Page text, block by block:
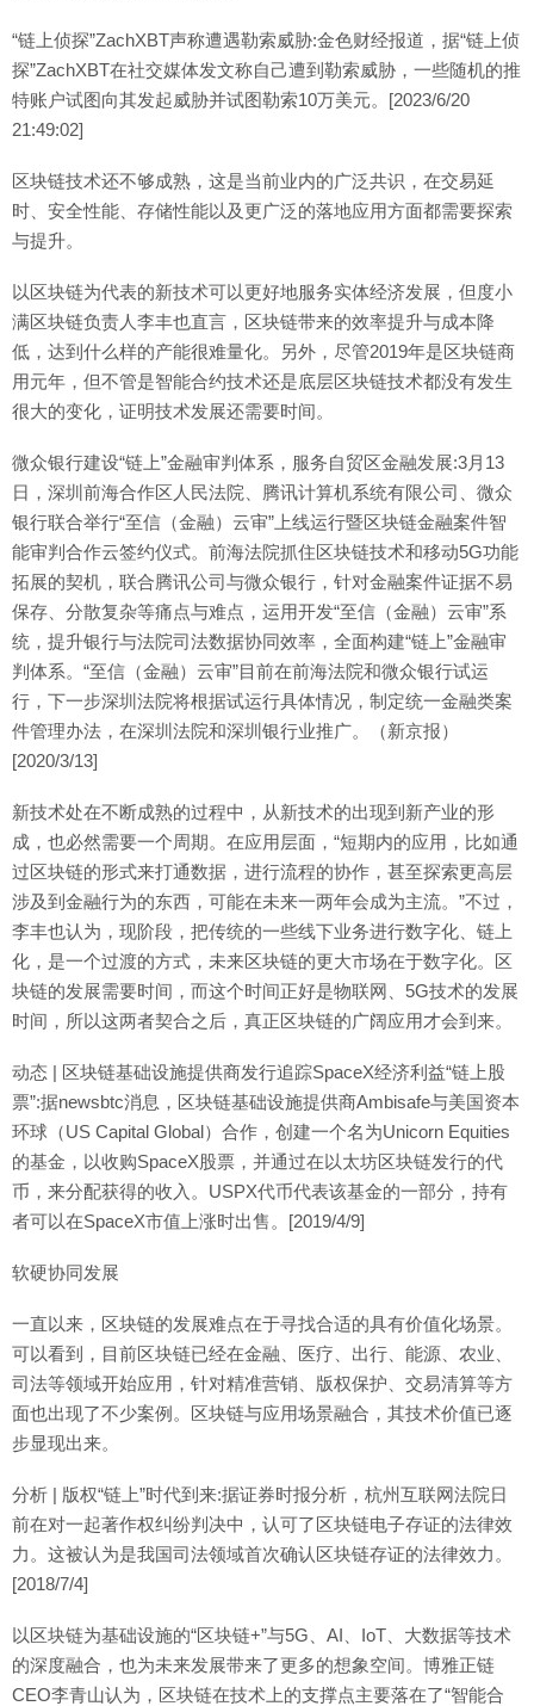
“链上侦探”ZachXBT声称遭遇勒索威胁:金色财经报道，据“链上侦
探”ZachXBT在社交媒体发文称自己遭到勒索威胁，一些随机的推
特账户试图向其发起威胁并试图勒索10万美元。[2023/6/20
21:49:02]
区块链技术还不够成熟，这是当前业内的广泛共识，在交易延
时、安全性能、存储性能以及更广泛的落地应用方面都需要探索
与提升。
以区块链为代表的新技术可以更好地服务实体经济发展，但度小
满区块链负责人李丰也直言，区块链带来的效率提升与成本降
低，达到什么样的产能很难量化。另外，尽管2019年是区块链商
用元年，但不管是智能合约技术还是底层区块链技术都没有发生
很大的变化，证明技术发展还需要时间。
微众银行建设“链上”金融审判体系，服务自贸区金融发展:3月13
日，深圳前海合作区人民法院、腾讯计算机系统有限公司、微众
银行联合举行“至信（金融）云审”上线运行暨区块链金融案件智
能审判合作云签约仪式。前海法院抓住区块链技术和移动5G功能
拓展的契机，联合腾讯公司与微众银行，针对金融案件证据不易
保存、分散复杂等痛点与难点，运用开发“至信（金融）云审”系
统，提升银行与法院司法数据协同效率，全面构建“链上”金融审
判体系。“至信（金融）云审”目前在前海法院和微众银行试运
行，下一步深圳法院将根据试运行具体情况，制定统一金融类案
件管理办法，在深圳法院和深圳银行业推广。（新京报）
[2020/3/13]
新技术处在不断成熟的过程中，从新技术的出现到新产业的形
成，也必然需要一个周期。在应用层面，“短期内的应用，比如通
过区块链的形式来打通数据，进行流程的协作，甚至探索更高层
涉及到金融行为的东西，可能在未来一两年会成为主流。”不过，
李丰也认为，现阶段，把传统的一些线下业务进行数字化、链上
化，是一个过渡的方式，未来区块链的更大市场在于数字化。区
块链的发展需要时间，而这个时间正好是物联网、5G技术的发展
时间，所以这两者契合之后，真正区块链的广阔应用才会到来。
动态 | 区块链基础设施提供商发行追踪SpaceX经济利益“链上股
票”:据newsbtc消息，区块链基础设施提供商Ambisafe与美国资本
环球（US Capital Global）合作，创建一个名为Unicorn Equities
的基金，以收购SpaceX股票，并通过在以太坊区块链发行的代
币，来分配获得的收入。USPX代币代表该基金的一部分，持有
者可以在SpaceX市值上涨时出售。[2019/4/9]
软硬协同发展
一直以来，区块链的发展难点在于寻找合适的具有价值化场景。
可以看到，目前区块链已经在金融、医疗、出行、能源、农业、
司法等领域开始应用，针对精准营销、版权保护、交易清算等方
面也出现了不少案例。区块链与应用场景融合，其技术价值已逐
步显现出来。
分析 | 版权“链上”时代到来:据证券时报分析，杭州互联网法院日
前在对一起著作权纠纷判决中，认可了区块链电子存证的法律效
力。这被认为是我国司法领域首次确认区块链存证的法律效力。
[2018/7/4]
以区块链为基础设施的“区块链+”与5G、AI、IoT、大数据等技术
的深度融合，也为未来发展带来了更多的想象空间。博雅正链
CEO李青山认为，区块链在技术上的支撑点主要落在了“智能合